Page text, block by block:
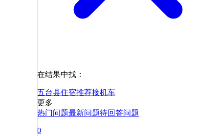
在结果中找：
五台县住宿推荐接机车
更多
热门问题最新问题待回答问题
0